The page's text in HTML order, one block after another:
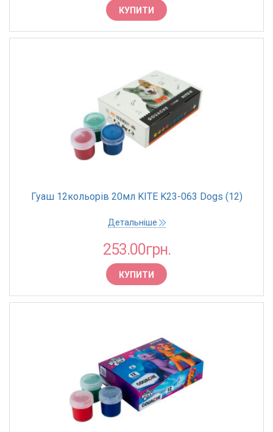
КУПИТИ
Гуаш 12кольорів 20мл KITE K23-063 Dogs (12)
Детальніше
253.00грн.
КУПИТИ